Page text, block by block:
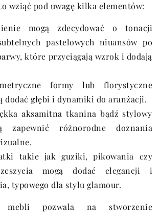
wziąć pod uwagę kilka elementów:
mogą zdecydować o tonacji
pastelowych niuansów po
które przyciągają wzrok i dodają
formy lub florystyczne
dodać głębi i dynamiki do aranżacji.
aksamitna tkanina bądź stylowy
zapewnić różnorodne doznania
takie jak guziki, pikowania czy
mogą dodać elegancji i
typowego dla stylu glamour.
mebli pozwala na stworzenie